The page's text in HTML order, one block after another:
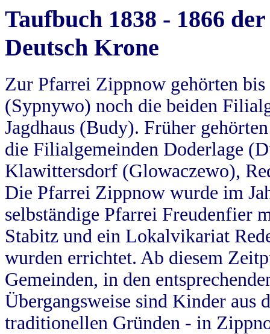
Taufbuch 1838 - 1866
Deutsch Krone
Zur Pfarrei Zippnow gehörten
(Sypnywo) noch die beiden
Jagdhaus (Budy). Früher
die Filialgemeinden Doderlage
Klawittersdorf (Glowaczewo),
Die Pfarrei Zippnow wurde im
selbständige Pfarrei Freudenfier
Stabitz und ein Lokalvikariat
wurden errichtet. Ab diesem
Gemeinden, in den
Übergangsweise sind Kinder aus
traditionellen Gründen - in